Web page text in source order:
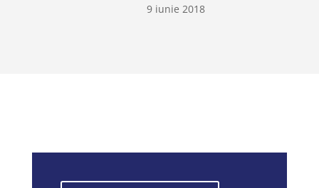
9 iunie 2018